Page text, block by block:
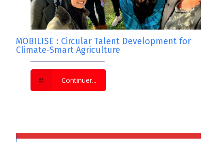
MOBILISE : Circular Talent Development for
Climate-Smart Agriculture
Continuer...